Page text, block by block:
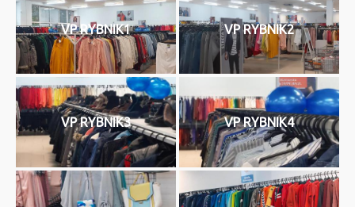
VP RYBNIK1 VP RYBNIK2
VP RYBNIK3 VP RYBNIK4